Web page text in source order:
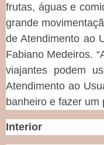
frutas, águas e
grande
de Atendimento ao
Fabiano Medeiros.
viajantes podem
Atendimento ao
banheiro e fazer um
Interior